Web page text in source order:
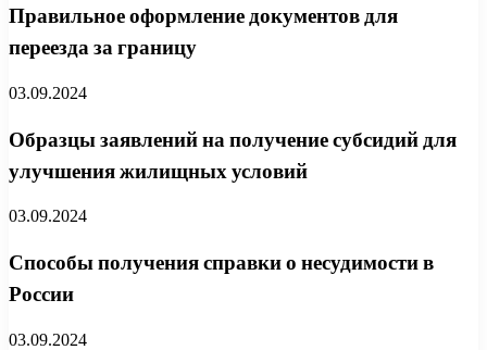
Правильное оформление документов для
переезда за границу
03.09.2024
Образцы заявлений на получение субсидий для
улучшения жилищных условий
03.09.2024
Способы получения справки о несудимости в
России
03.09.2024